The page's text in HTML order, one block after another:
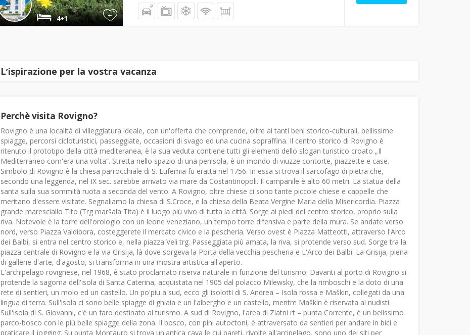
+
4+1
Lʼispirazione per la vostra vacanza
Perchè visita Rovigno?
Rovigno è una località di villeggiatura ideale, con un'offerta che comprende, oltre ai tanti beni storico-culturali, bellissime
spiagge, percorsi cicloturistici, passeggiate, occasioni di svago ed una cucina sopraffina. Il centro storico di Rovigno è
ritenuto il prototipo della città mediteranea, è la sua veduta contiene tutti gli elementi dello slogan turistico croato „Il
Mediterraneo com'era una volta“. Stretta nello spazio di una penisola, è un mondo di viuzze contorte, piazzette e case.
Simbolo di Rovigno è la chiesa parrocchiale di S. Eufemia fu eratta nel 1756. In essa si trova il sarcofago di pietra che,
secondo una leggenda, nel IX sec. sarebbe arrivato via mare da Costantinopoli. Il campanile è alto 60 metri. La statua della
santa sulla sua sommità ruota a seconda del vento. A Rovigno, oltre chiese ci sono tante piccole chiese e cappelle che
meritano d'essere visitate. Segnaliamo la chiesa di S.Croce, e la chiesa della Beata Vergine Maria della Misericordia. Piazza
grande maresciallo Tito (Trg maršala Tita) è il luogo più vivo di tutta la città. Sorge ai piedi del centro storico, proprio sulla
riva. Notevole è la torre dell'orologio con un leone veneziano, un tempo torre difensiva e parte della mura. Se andate verso
nord, verso Piazza Valdibora, costeggerete il mercato civico e la pescheria. Verso ovest è Piazza Matteotti, attraverso l'Arco
dei Balbi, si entra nel centro storico e, nella piazza Veli trg. Passeggiata più amata, la riva, si protende verso sud. Sorge tra la
piazza centrale di Rovigno e la via Grisija, là dove sorgeva la Porta della vecchia pescheria e L'Arco dei Balbi. La Grisija, piena
di gallerie d'arte, d'agosto, si transforma in una mostra artistica all'aperto.
L'archipelago rovignese, nel 1968, è stato proclamato riserva naturale in funzione del turismo. Davanti al porto di Rovigno si
protende la sagoma dell'isola di Santa Caterina, acquistata nel 1905 dal polacco Milewsky, che la rimboschi e la doto di una
rete di sentieri, un molo ed un castello. Un po'piu a sud, ecco gli isolotti di S. Andrea – Isola rossa e Maškin, collegati da una
lingua di terra. Sull'isola ci sono belle spiagge di ghiaia e un l'albergho e un castello, mentre Maškin è riservata ai nudisti.
Sull'isola di S. Giovanni, c'è un faro destinato al turismo. A sud di Rovigno, l'area di Zlatni rt – punta Corrente, è un belissimo
parco-bosco con le più belle spiagge della zona. Il bosco, con pini autoctoni, è attraversato da sentieri per andare in bici e
praticare il jogging. Su punta Montauro si trova un'antica cava le cui pareti, rivolte all'arcipelago, sono uno dei siti per